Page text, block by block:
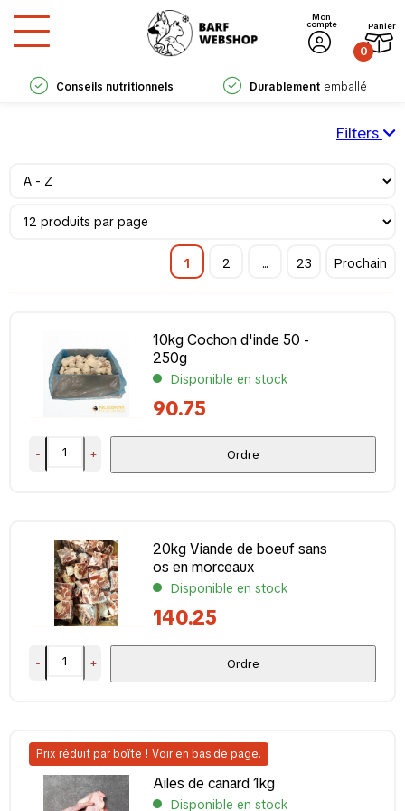
0
Panier
Mon
compte
Conseils nutritionnels Durablementemballé
Filters
Composition
Bœuf(48)
Cobaye(4)
Coq d'un jour(7)
Dinde(30)
Insect
(1)
Mixte(68)
Montre plus
Marque
Alaska kat
Animalfoods
BARFmenu(37)
Montre plus
1 2 ... 23 Prochain
10kg Cochon d'inde 50 -
250g
Disponible en stock
90.75
- + Ordre
20kg Viande de boeuf sans
os en morceaux
Disponible en stock
140.25
- + Ordre
Prix réduit par boîte ! Voir en bas de page.
Ailes de canard 1kg
Disponible en stock